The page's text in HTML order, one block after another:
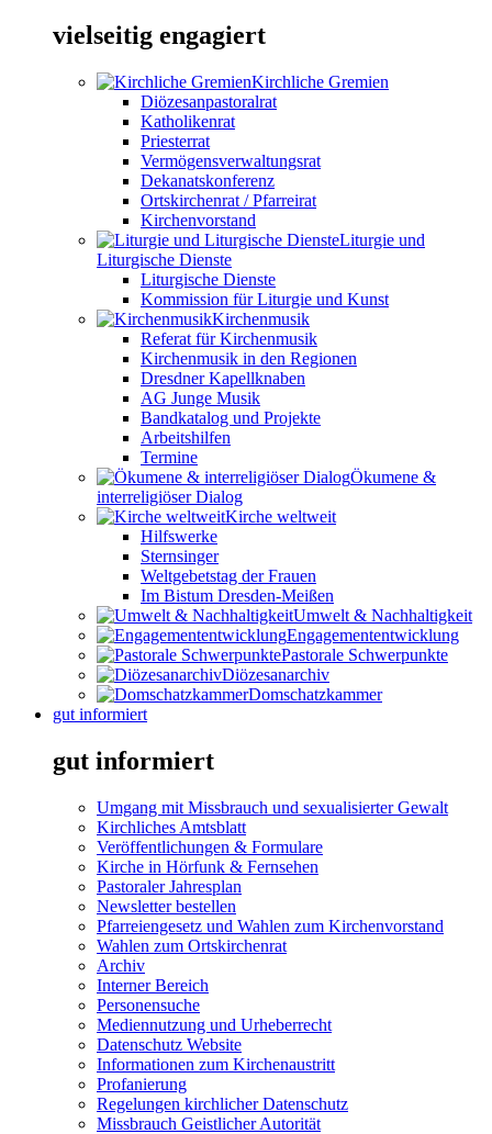
vielseitig engagiert
Kirchliche Gremien
Diözesanpastoralrat
Katholikenrat
Priesterrat
Vermögensverwaltungsrat
Dekanatskonferenz
Ortskirchenrat / Pfarreirat
Kirchenvorstand
Liturgie und
Liturgische Dienste
Liturgische Dienste
Kommission für Liturgie und Kunst
Kirchenmusik
Referat für Kirchenmusik
Kirchenmusik in den Regionen
Dresdner Kapellknaben
AG Junge Musik
Bandkatalog und Projekte
Arbeitshilfen
Termine
Ökumene &
interreligiöser Dialog
Kirche weltweit
Hilfswerke
Sternsinger
Weltgebetstag der Frauen
Im Bistum Dresden-Meißen
Umwelt & Nachhaltigkeit
Engagemententwicklung
Pastorale Schwerpunkte
Diözesanarchiv
Domschatzkammer
gut informiert
gut informiert
Umgang mit Missbrauch und sexualisierter Gewalt
Kirchliches Amtsblatt
Veröffentlichungen & Formulare
Kirche in Hörfunk & Fernsehen
Pastoraler Jahresplan
Newsletter bestellen
Pfarreiengesetz und Wahlen zum Kirchenvorstand
Wahlen zum Ortskirchenrat
Archiv
Interner Bereich
Personensuche
Mediennutzung und Urheberrecht
Datenschutz Website
Informationen zum Kirchenaustritt
Profanierung
Regelungen kirchlicher Datenschutz
Missbrauch Geistlicher Autorität